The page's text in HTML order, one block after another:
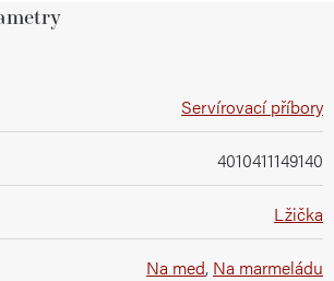
Servírovací příbory
4010411149140
Lžička
Na med, Na marmeládu